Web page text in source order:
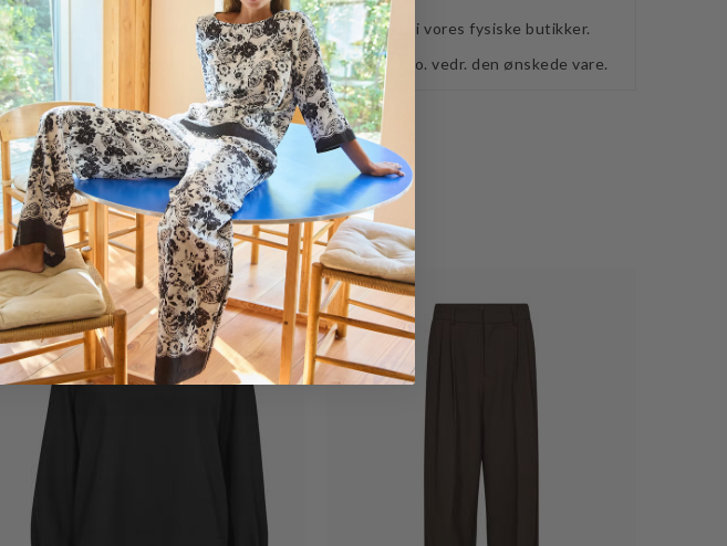
OBS.
Ikke alle vores varer på webshoppen, befinder sig i vores fysiske butikker.
Kontakt din nærmeste forretning for ydeligere info. vedr. den ønskede vare.
MÆRKE
Nyhed Nyhed